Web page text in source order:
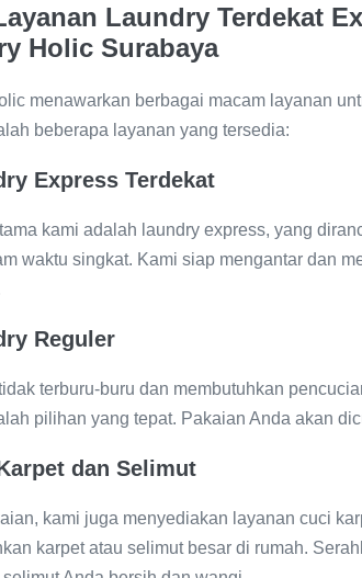
Laundry Terdekat
Holic Surabaya
menawarkan berbagai macam layanan
beberapa layanan yang tersedia:
Express Terdekat
kami adalah laundry express, yang
waktu singkat. Kami siap mengantar dan
Reguler
terburu-buru dan membutuhkan
pilihan yang tepat. Pakaian Anda akan
dan Selimut
kami juga menyediakan layanan cuci
karpet atau selimut besar di rumah.